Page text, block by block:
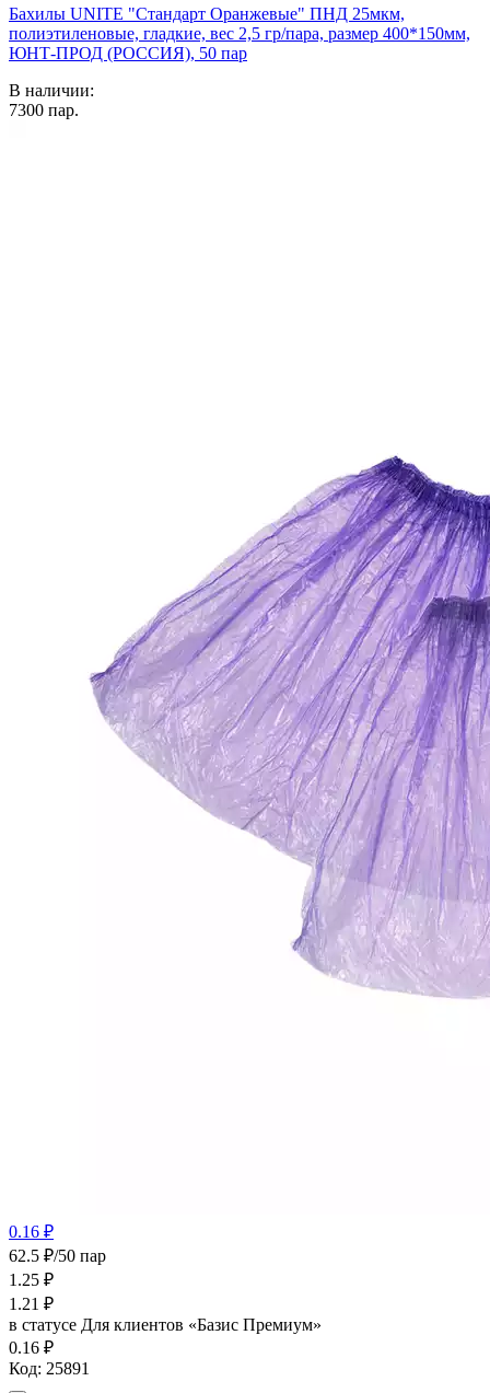
Бахилы UNITE "Стандарт Оранжевые" ПНД 25мкм,
полиэтиленовые, гладкие, вес 2,5 гр/пара, размер 400*150мм,
ЮНТ-ПРОД (РОССИЯ), 50 пар
В наличии:
7300 пар.
0.16 ₽
62.5 ₽/50 пар
1.25 ₽
1.21 ₽
в статусе Для клиентов «Базис Премиум»
0.16 ₽
Код: 25891